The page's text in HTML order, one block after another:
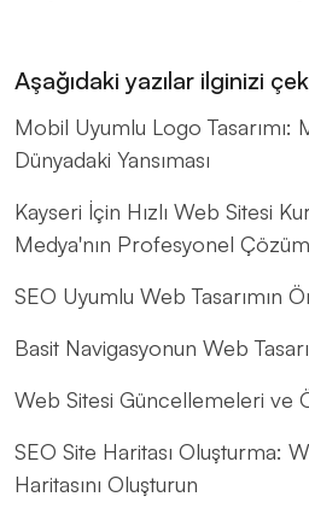
Aşağıdaki yazılar ilginizi
Mobil Uyumlu Logo Tasarımı:
Dünyadaki Yansıması
Kayseri İçin Hızlı Web Sitesi
Medya'nın Profesyonel
SEO Uyumlu Web Tasarımın
Basit Navigasyonun Web
Web Sitesi Güncellemeleri ve
SEO Site Haritası Oluşturma:
Haritasını Oluşturun